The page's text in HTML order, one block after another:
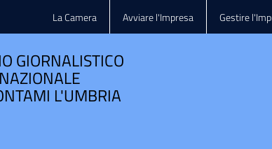
La Camera Avviare l'Impresa Gestire
GIORNALISTICO
L'UMBRIA